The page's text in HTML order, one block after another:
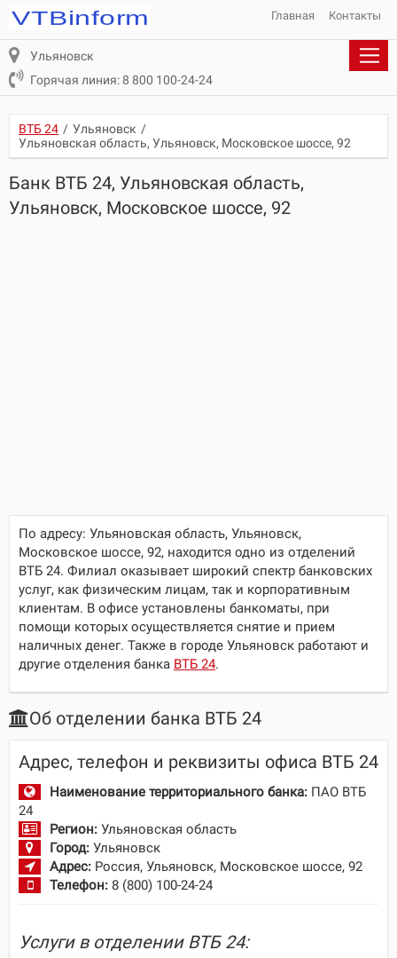
Главная Контакты
Ульяновск
Горячая линия: 8 800 100-24-24
ВТБ 24 / Ульяновск /
Ульяновская область, Ульяновск, Московское шоссе, 92
Банк ВТБ 24, Ульяновская область,
Ульяновск, Московское шоссе, 92
По адресу: Ульяновская область, Ульяновск,
Московское шоссе, 92, находится одно из отделений
ВТБ 24. Филиал оказывает широкий спектр банковских
услуг, как физическим лицам, так и корпоративным
клиентам. В офисе установлены банкоматы, при
помощи которых осуществляется снятие и прием
наличных денег. Также в городе Ульяновск работают и
другие отделения банка ВТБ 24.
Об отделении банка ВТБ 24
Адрес, телефон и реквизиты офиса ВТБ 24
Наименование территориального банка: ПАО ВТБ
24
Регион: Ульяновская область
Город: Ульяновск
Адрес: Россия, Ульяновск, Московское шоссе, 92
Телефон: 8 (800) 100-24-24
Услуги в отделении ВТБ 24: